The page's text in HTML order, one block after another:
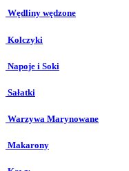
Wędliny wędzone
Kolczyki
Napoje i Soki
Sałatki
Warzywa Marynowane
Makarony